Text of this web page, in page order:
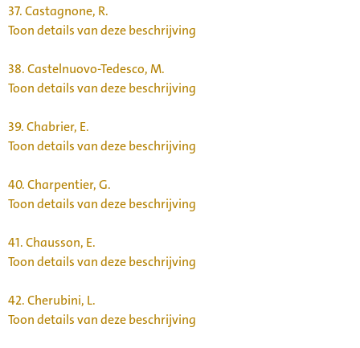
37.Castagnone, R.
Toon details van deze beschrijving
38.Castelnuovo-Tedesco, M.
Toon details van deze beschrijving
39.Chabrier, E.
Toon details van deze beschrijving
40.Charpentier, G.
Toon details van deze beschrijving
41.Chausson, E.
Toon details van deze beschrijving
42.Cherubini, L.
Toon details van deze beschrijving